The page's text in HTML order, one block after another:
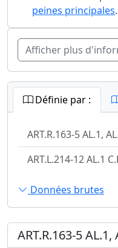
peines principales.
Afficher plus
Définie par :
ART.R.163-5 AL.1,
ART.L.214-12 AL.1
Données brutes
ART.R.163-5 AL.1,